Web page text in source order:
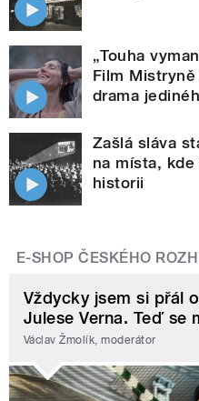
„Touha
Film Mistryně
drama
Zašlá sláva
na místa,
historii
E-SHOP ČESKÉHO
Vždycky jsem si přál
Julese Verna. Teď se
Václav Žmolík, moderátor